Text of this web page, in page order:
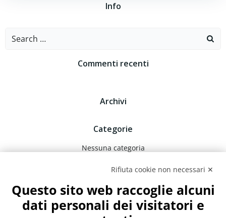
Info
Search
Commenti recenti
Archivi
Categorie
Nessuna categoria
Meta
Accedi
Feed dei contenuti
Rifiuta cookie non necessari ✕
Questo sito web raccoglie alcuni
dati personali dei visitatori e